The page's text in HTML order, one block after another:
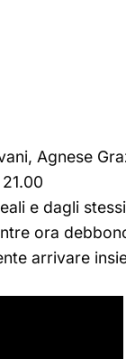
Agnese
e dagli
ora
arrivare